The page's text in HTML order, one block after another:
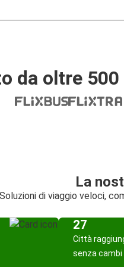
da oltre
La
Soluzioni di viaggio veloci,
27
Città
senza cambi